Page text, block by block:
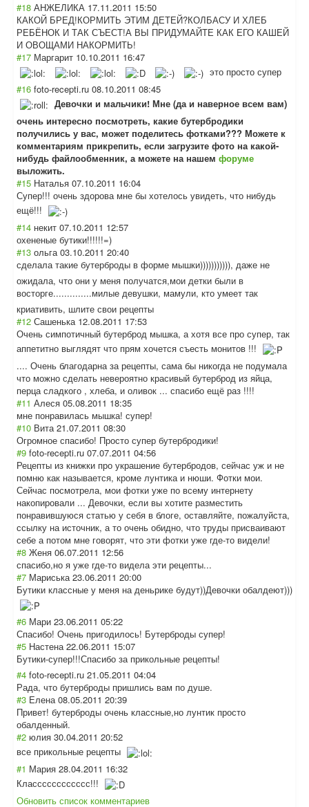
#18 АНЖЕЛИКА 17.11.2011 15:50
КАКОЙ БРЕД!КОРМИТЬ ЭТИМ ДЕТЕЙ?КОЛБАСУ И ХЛЕБ
РЕБЁНОК И ТАК СЪЕСТ!А ВЫ ПРИДУМАЙТЕ КАК ЕГО КАШЕЙ
И ОВОЩАМИ НАКОРМИТЬ!
#17 Маргарит 10.10.2011 16:47
это просто супер
#16 foto-recepti.ru 08.10.2011 08:45
Девочки и мальчики! Мне (да и наверное всем вам)
очень интересно посмотреть, какие бутербродики
получились у вас, может поделитесь фотками??? Можете к
комментариям прикрепить, если загрузите фото на какой-
нибудь файлообменник, а можете на нашем форуме
выложить.
#15 Наталья 07.10.2011 16:04
Супер!!! очень здорова мне бы хотелось увидеть, что нибудь
ещё!!!
#14 некит 07.10.2011 12:57
охененые бутики!!!!!!=)
#13 ольга 03.10.2011 20:40
сделала такие бутерброды в форме мышки))))))))))), даже не
ожидала, что они у меня получатся,мои детки были в
восторге..............милые девушки, мамули, кто умеет так
криативить, шлите свои рецепты
#12 Сашенька 12.08.2011 17:53
Очень симпотичный бутерброд мышка, а хотя все про супер, так
аппетитно выглядят что прям хочется съесть монитов !!!
.... Очень благодарна за рецепты, сама бы никогда не подумала
что можно сделать невероятно красивый бутерброд из яйца,
перца сладкого , хлеба, и оливок ... спасибо ещё раз !!!!
#11 Алеся 05.08.2011 18:35
мне понравилась мышка! супер!
#10 Вита 21.07.2011 08:30
Огромное спасибо! Просто супер бутербродики!
#9 foto-recepti.ru 07.07.2011 04:56
Рецепты из книжки про украшение бутербродов, сейчас уж и не
помню как называется, кроме лунтика и нюши. Фотки мои.
Сейчас посмотрела, мои фотки уже по всему интернету
накопировали ... Девочки, если вы хотите разместить
понравившуюся статью у себя в блоге, оставляйте, пожалуйста,
ссылку на источник, а то очень обидно, что труды присваивают
себе а потом мне говорят, что эти фотки уже где-то видели!
#8 Женя 06.07.2011 12:56
спасибо,но я уже где-то видела эти рецепты...
#7 Мариська 23.06.2011 20:00
Бутики классные у меня на деньрике будут))Девочки обалдеют)))
#6 Мари 23.06.2011 05:22
Спасибо! Очень пригодилось! Бутерброды супер!
#5 Настена 22.06.2011 15:07
Бутики-супер!!!Спасибо за прикольные рецепты!
#4 foto-recepti.ru 21.05.2011 04:04
Рада, что бутерброды пришлись вам по душе.
#3 Елена 08.05.2011 20:39
Привет! бутерброды очень классные,но лунтик просто
обалденный.
#2 юлия 30.04.2011 20:52
все прикольные рецепты
#1 Мария 28.04.2011 16:32
Класссссссссссс!!!
Обновить список комментариев